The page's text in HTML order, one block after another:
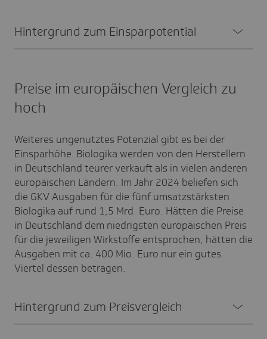
Hinter­grund zum Einspar­po­ten­tial
Preise im europäischen Vergleich zu
hoch
Weiteres ungenutztes Potenzial gibt es bei der
Einsparhöhe. Biologika werden von den Herstellern
in Deutschland teurer verkauft als in vielen anderen
europäischen Ländern. Im Jahr 2024 beliefen sich
die GKV Ausgaben für die fünf umsatzstärksten
Biologika auf rund 1,5 Mrd. Euro. Hätten die Preise
in Deutschland dem niedrigsten europäischen Preis
für die jeweiligen Wirkstoffe entsprochen, hätten die
Ausgaben mit ca. 400 Mio. Euro nur ein gutes
Viertel dessen betragen.
Hinter­grund zum Preis­ver­gleich